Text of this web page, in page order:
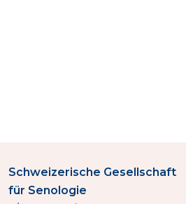
Schweizerische Gesellschaft
für Senologie